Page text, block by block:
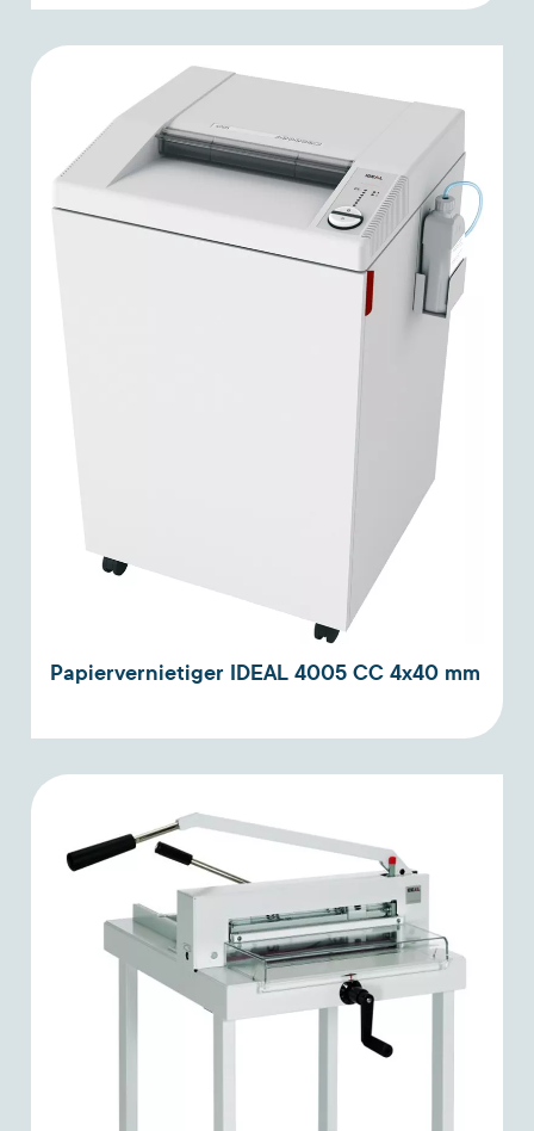
Papiervernietiger IDEAL 4005 CC 4x40 mm